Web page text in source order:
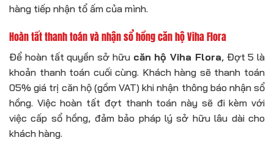
hàng tiếp nhận tổ ấm của mình.
Hoàn tất thanh toán và nhận sổ hồng căn hộ Viha Flora
Để hoàn tất quyền sở hữu căn hộ Viha Flora, Đợt 5 là
khoản thanh toán cuối cùng. Khách hàng sẽ thanh toán
05% giá trị căn hộ (gồm VAT) khi nhận thông báo nhận sổ
hồng. Việc hoàn tất đợt thanh toán này sẽ đi kèm với
việc cấp sổ hồng, đảm bảo pháp lý sở hữu lâu dài cho
khách hàng.